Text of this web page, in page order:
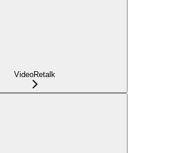
VideoRetalk